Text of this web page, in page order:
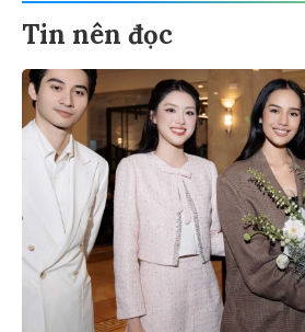
Tin nên đọc